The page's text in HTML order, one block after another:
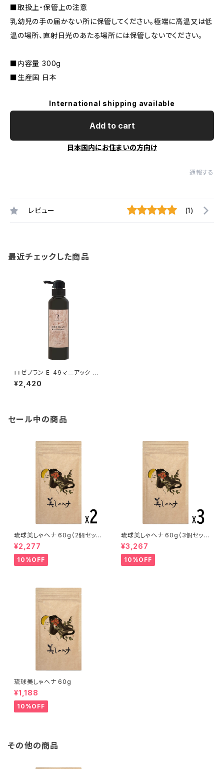
■取扱上・保管上の注意
乳幼児の手の届かない所に保管してください。極端に高温又は低
温の場所、直射日光のあたる場所には保管しないでください。
■内容量 300g
■生産国 日本
International shipping available
Add to cart
日本国内にお住まいの方向け
通報する
レビュー (1)
最近チェックした商品
ロゼブラン E-49マニアック ヘ
アトリートメントホーム
¥2,420
セール中の商品
琉球美しゃヘナ 60g（2個セッ
ト）
¥2,277
10%OFF
琉球美しゃヘナ 60g（3個セッ
ト）
¥3,267
10%OFF
琉球美しゃヘナ 60g
¥1,188
10%OFF
その他の商品